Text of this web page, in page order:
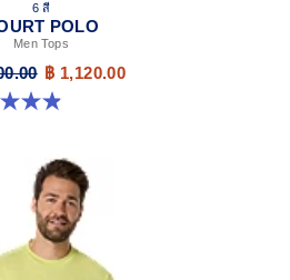
6 สี
POLO
Men Tops
฿ 1,120.00